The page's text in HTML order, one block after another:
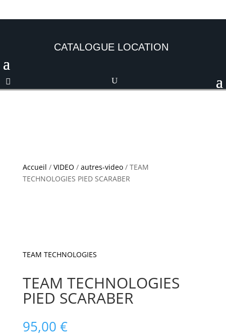
CATALOGUE LOCATION
Accueil / VIDEO / autres-video/ TEAM
TECHNOLOGIES PIED SCARABER
TEAM TECHNOLOGIES
TEAM TECHNOLOGIES
PIED SCARABER
95,00 €